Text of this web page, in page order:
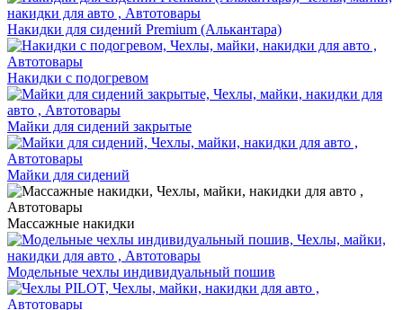
Накидки для сидений Premium (Алькантара)
Накидки с подогревом
Майки для сидений закрытые
Майки для сидений
Массажные накидки
Модельные чехлы индивидуальный пошив